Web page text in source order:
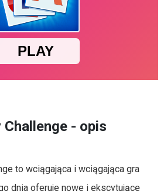
- opis
to wciągająca i wciągająca gra
dnia oferuje nowe i ekscytujące